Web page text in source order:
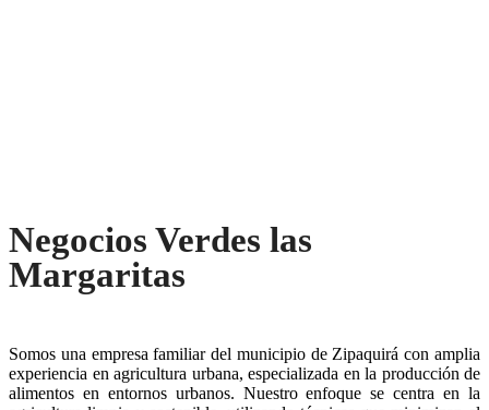
Negocios Verdes las
Margaritas
Somos una empresa familiar del municipio de Zipaquirá con amplia
experiencia en agricultura urbana, especializada en la producción de
alimentos en entornos urbanos. Nuestro enfoque se centra en la